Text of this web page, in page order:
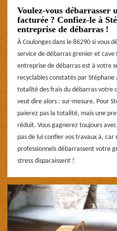
Voulez-vous débarrasser
facturée ? Confiez-le à
entreprise de débarras !
À Coulonges dans le 86290 si vous
service de débarras grenier et
entreprise de débarras est à votre
recyclables constatés par
totalité des frais du débarras votre
veut dire alors : sur-mesure. Pour
paierez pas la totalité, mais une
réduit. Vous gagnerez toujours
pas de lui confier vos travaux à, car
professionnels débarrassent votre
stress disparaissent !